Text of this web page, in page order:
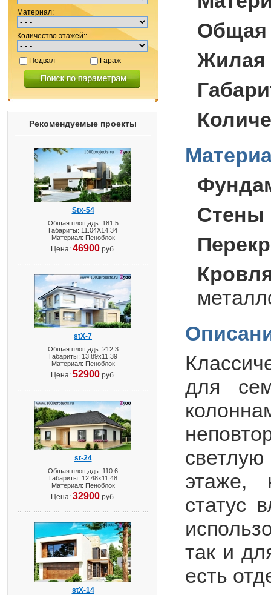
Материал:
Количество этажей::
Подвал Гараж
Рекомендуемые проекты
Stx-54
Общая площадь: 181.5
Габариты: 11.04X14.34
Материал: Пеноблок
Цена: 46900руб.
stX-7
Общая площадь: 212.3
Габариты: 13.89х11.39
Материал: Пеноблок
Цена: 52900руб.
st-24
Общая площадь: 110.6
Габариты: 12.48х11.48
Материал: Пеноблок
Цена: 32900руб.
stX-14
Общая
Жилая
Стены
для
этаже,
статус
так и
есть